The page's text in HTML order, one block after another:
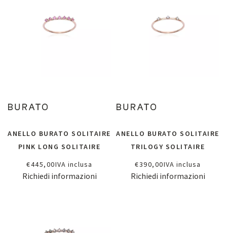
ANELLO BURATO SOLITAIRE
PINK LONG SOLITAIRE
€445,00IVA inclusa
Richiedi informazioni
ANELLO BURATO SOLITAIRE
TRILOGY SOLITAIRE
€390,00IVA inclusa
Richiedi informazioni